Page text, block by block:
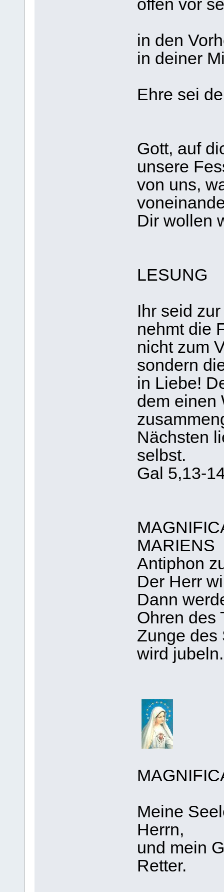
offen vor
in den
in deiner
Ehre sei
Gott, auf
unsere
von uns,
Dir wollen
LESUNG
Ihr seid
nehmt die
nicht zum
sondern
in Liebe!
dem einen
Nächsten
selbst.
Gal 5,13-
MARIENS
Antiphon
Der Herr
Dann
Ohren des
Zunge des
wird jubeln.
Meine
Herrn,
und mein
Retter.